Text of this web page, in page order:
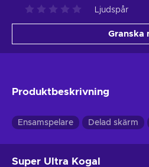
Ljudspår
Granska
Produktbeskrivning
Ensamspelare Delad skärm
Super Ultra Kogal